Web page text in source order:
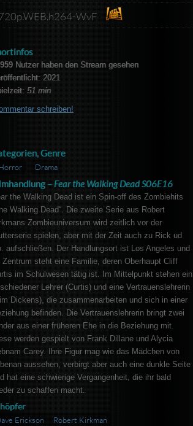
WvF
Nutzer haben den Stream gesehen
2021
51 min
schreiben!
Genre
Drama
– Fear the Walking Dead S06E16
the Walking Dead ist ein Spin-off des Zombiehits
Walking Dead“. Die zweite Serie aus Robert
Zombieuniversum wird zeitlich vor der
spielen, aber mit der Zeit auch zu Rick ud
aufschließen. Der Handlungsort ist Los Angeles und
Zentrum steht eine Familie, deren Oberhaupt Cliff
im Schulwesen tätig ist. Im Mittelpunkt stehen ein
Lehrer (Curtis) und eine Vertrauenslehrerin
Dickens), die zusammenarbeiten und sich in einer
befinden. Die Vertrauenslehrerin bringt zwei
aus einer früheren Ehe in die Beziehung mit.
werden gespielt von Frank Dillane und Alycia
Carey. Ihre Figur mag wie das Mädchen von
aussehen, verbirgt aber auch eine dunkle Seite
hat eine schwierige Vergangenheit, die ihr bald
zu schaffen macht.
Erickson Robert Kirkman